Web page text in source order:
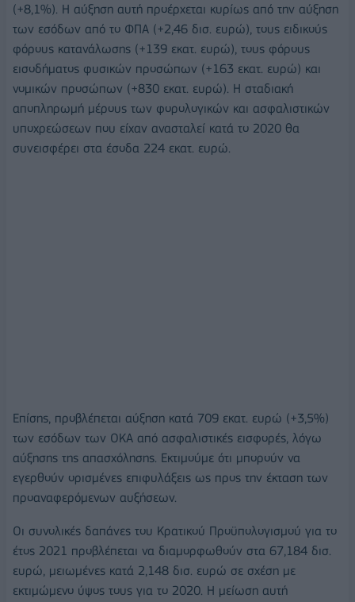
(+8,1%). Η αύξηση αυτή προέρχεται κυρίως από την αύξηση
των εσόδων από το ΦΠΑ (+2,46 δισ. ευρώ), τους ειδικούς
φόρους κατανάλωσης (+139 εκατ. ευρώ), τους φόρους
εισοδήματος φυσικών προσώπων (+163 εκατ. ευρώ) και
νομικών προσώπων (+830 εκατ. ευρώ). Η σταδιακή
αποπληρωμή μέρους των φορολογικών και ασφαλιστικών
υποχρεώσεων που είχαν ανασταλεί κατά το 2020 θα
συνεισφέρει στα έσοδα 224 εκατ. ευρώ.
Επίσης, προβλέπεται αύξηση κατά 709 εκατ. ευρώ (+3,5%)
των εσόδων των ΟΚΑ από ασφαλιστικές εισφορές, λόγω
αύξησης της απασχόλησης. Εκτιμούμε ότι μπορούν να
εγερθούν ορισμένες επιφυλάξεις ως προς την έκταση των
προαναφερόμενων αυξήσεων.
Οι συνολικές δαπάνες του Κρατικού Προϋπολογισμού για το
έτος 2021 προβλέπεται να διαμορφωθούν στα 67,184 δισ.
ευρώ, μειωμένες κατά 2,148 δισ. ευρώ σε σχέση με
εκτιμώμενο ύψος τους για το 2020. Η μείωση αυτή